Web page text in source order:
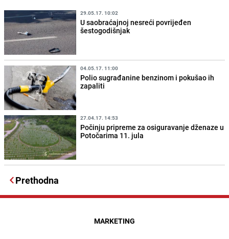
29.05.17. 10:02
U saobraćajnoj nesreći povrijeđen
šestogodišnjak
04.05.17. 11:00
Polio sugrađanine benzinom i pokušao ih
zapaliti
27.04.17. 14:53
Počinju pripreme za osiguravanje dženaze u
Potočarima 11. jula
Prethodna
MARKETING